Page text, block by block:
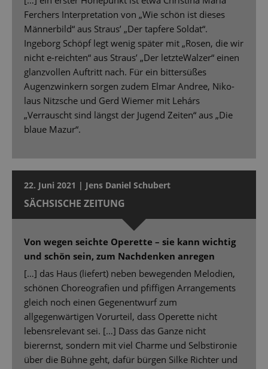
Ferchers Interpretation von „Wie schön ist dieses
Männerbild“ aus Straus’ „Der tapfere Soldat“.
Ingeborg Schöpf legt wenig später mit „Rosen, die wir
nicht e-reichten“ aus Straus’ „Der letzteWalzer“ einen
glanzvollen Auftritt nach. Für ein bittersüßes
Augenzwinkern sorgen zudem Elmar Andree, Niko-
laus Nitzsche und Gerd Wiemer mit Lehárs
„Verrauscht sind längst der Jugend Zeiten“ aus „Die
blaue Mazur“.
22. Juni 2021 | Jens Daniel Schubert
SÄCHSISCHE ZEITUNG
Von wegen seichte Operette – sie kann wichtig
und schön sein, zum Nachdenken anregen
[…] das Haus (liefert) neben bewegenden Melodien,
schönen Choreografien und pfiffigen Arrangements
gleich noch einen Gegenentwurf zum
allgegenwärtigen Vorurteil, dass Operette nicht
lebensrelevant sei. […] Dass das Ganze nicht
bierernst, sondern mit viel Charme und Selbstironie
über die Bühne geht, dafür bürgen Silke Richter und